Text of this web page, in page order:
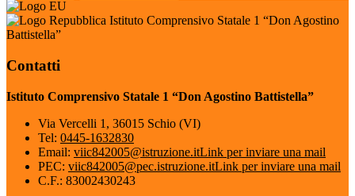
Istituto Comprensivo Statale 1 “Don Agostino
Battistella”
Contatti
Istituto Comprensivo Statale 1 “Don Agostino Battistella”
Via Vercelli 1, 36015 Schio (VI)
Tel: 0445-1632830
Email: viic842005@istruzione.itLink per inviare una mail
PEC: viic842005@pec.istruzione.itLink per inviare una mail
C.F.: 83002430243